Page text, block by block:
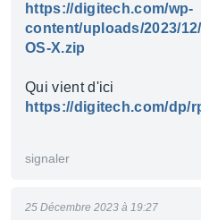
https://digitech.com/wp-
content/uploads/2023/
OS-X.zip
Qui vient d'ici
https://digitech.com/dp/
signaler
25 Décembre 2023 à 19:27